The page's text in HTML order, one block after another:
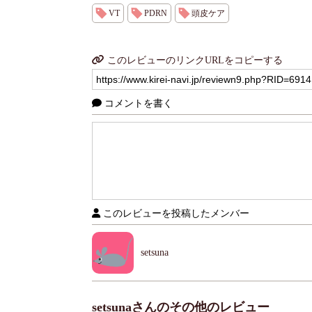
VT PDRN 頭皮ケア
このレビューのリンクURLをコピーする
コメントを書く
このレビューを投稿したメンバー
setsuna
setsunaさんのその他のレビュー